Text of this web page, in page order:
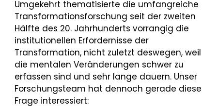
Umgekehrt thematisierte die umfangreiche
Transformationsforschung seit der zweiten
Hälfte des 20. Jahrhunderts vorrangig die
institutionellen Erfordernisse der
Transformation, nicht zuletzt deswegen, weil
die mentalen Veränderungen schwer zu
erfassen sind und sehr lange dauern. Unser
Forschungsteam hat dennoch gerade diese
Frage interessiert: